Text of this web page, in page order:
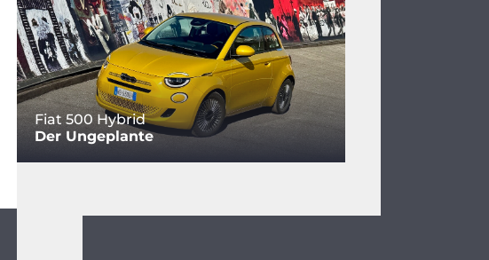
Fiat 500 Hybrid
Der Ungeplante